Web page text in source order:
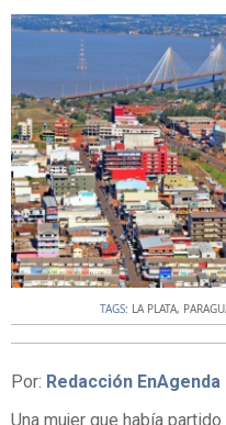
TAGS: LA PLATA,
Por: Redacción EnAgenda
Una mujer que había